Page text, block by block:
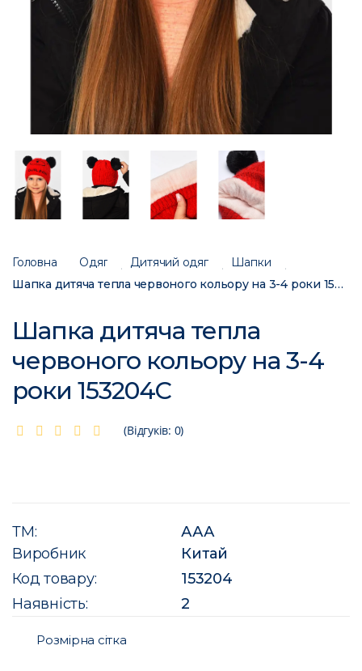
Головна Одяг Дитячий одяг
Шапки
Шапка дитяча тепла червоного кольору на 3-4 роки 153204C
Шапка дитяча тепла
червоного кольору на 3-4
роки 153204C
(Відгуків: 0)
ТМ:
ААА
Виробник
Китай
Код товару:
153204
Наявність:
2
Розмірна сітка